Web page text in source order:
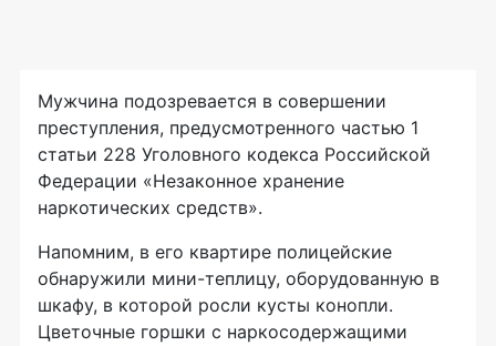
Мужчина подозревается в совершении
преступления, предусмотренного частью 1
статьи 228 Уголовного кодекса Российской
Федерации «Незаконное хранение
наркотических средств».
Напомним, в его квартире полицейские
обнаружили мини-теплицу, оборудованную в
шкафу, в которой росли кусты конопли.
Цветочные горшки с наркосодержащими